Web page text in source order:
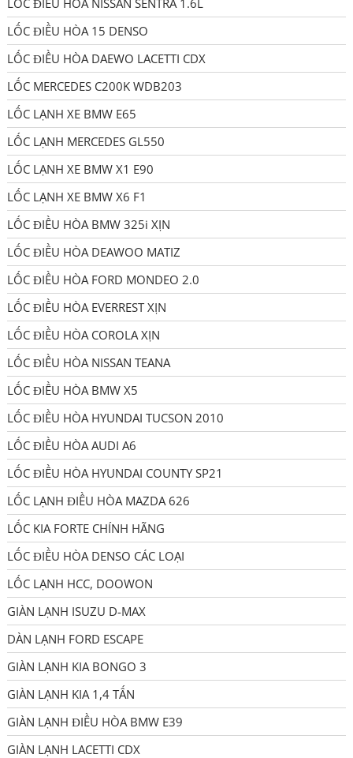
LỐC ĐIỀU HÒA 15 DENSO
LỐC ĐIỀU HÒA DAEWO LACETTI CDX
LỐC MERCEDES C200K WDB203
LỐC LẠNH XE BMW E65
LỐC LẠNH MERCEDES GL550
LỐC LẠNH XE BMW X1 E90
LỐC LẠNH XE BMW X6 F1
LỐC ĐIỀU HÒA BMW 325i XỊN
LỐC ĐIỀU HÒA DEAWOO MATIZ
LỐC ĐIỀU HÒA FORD MONDEO 2.0
LỐC ĐIỀU HÒA EVERREST XỊN
LỐC ĐIỀU HÒA COROLA XỊN
LỐC ĐIỀU HÒA NISSAN TEANA
LỐC ĐIỀU HÒA BMW X5
LỐC ĐIỀU HÒA HYUNDAI TUCSON 2010
LỐC ĐIỀU HÒA AUDI A6
LỐC ĐIỀU HÒA HYUNDAI COUNTY SP21
LỐC LẠNH ĐIỀU HÒA MAZDA 626
LỐC KIA FORTE CHÍNH HÃNG
LỐC ĐIỀU HÒA DENSO CÁC LOẠI
LỐC LẠNH HCC, DOOWON
GIÀN LẠNH ISUZU D-MAX
DÀN LẠNH FORD ESCAPE
GIÀN LẠNH KIA BONGO 3
GIÀN LẠNH KIA 1,4 TẤN
GIÀN LẠNH ĐIỀU HÒA BMW E39
GIÀN LẠNH LACETTI CDX